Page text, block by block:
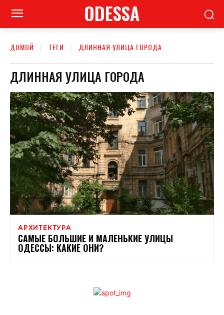
ODESSA
ДОМОЙ ТЕГИ ДЛИННАЯ УЛИЦА ГОРОДА
ДЛИННАЯ УЛИЦА ГОРОДА
АРХИТЕКТУРА
САМЫЕ БОЛЬШИЕ И МАЛЕНЬКИЕ УЛИЦЫ
ОДЕССЫ: КАКИЕ ОНИ?